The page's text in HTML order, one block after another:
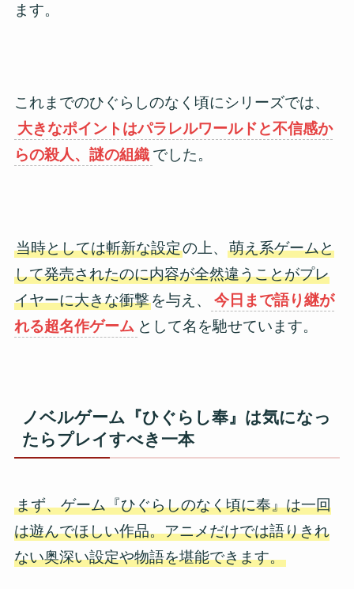
ます。
これまでのひぐらしのなく頃にシリーズでは、
大きなポイントはパラレルワールドと不信感か
らの殺人、謎の組織 でした。
当時としては斬新な設定の上、 萌え系ゲームと
して発売されたのに内容が全然違うことがプレ
イヤーに大きな衝撃を与え、
今日まで語り継が
れる超名作ゲーム として名を馳せています。
ノベルゲーム『ひぐらし奉』は気になっ
たらプレイすべき一本
まず、ゲーム『ひぐらしのなく頃に奉』は一回
は遊んでほしい作品。アニメだけでは語りきれ
ない奥深い設定や物語を堪能できます。